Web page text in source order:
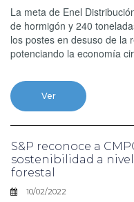
La meta de Enel
de hormigón y 240
los postes en desuso de la
potenciando la economía
Ver
S&P reconoce a
sostenibilidad a
forestal
10/02/2022